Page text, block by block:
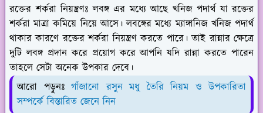
রক্তের শর্করা নিয়ন্ত্রণঃ লবঙ্গ এর মধ্যে আছে খনিজ পদার্থ যা রক্তের
শর্করা মাত্রা কমিয়ে নিয়ে আসে। লবঙ্গের মধ্যে ম্যাঙ্গানিজ খনিজ পদার্থ
থাকার কারণে রক্তের শর্করা নিয়ন্ত্রণ করতে পারে। তাই রান্নার ক্ষেত্রে
দুটি লবঙ্গ প্রদান করে প্রয়োগ করে আপনি যদি রান্না করতে পারেন
তাহলে সেটা অনেক উপকার দেবে।
আরো পড়ুনঃ গাঁজানো রসুন মধু তৈরি নিয়ম ও উপকারিতা
সম্পর্কে বিস্তারিত জেনে নিন